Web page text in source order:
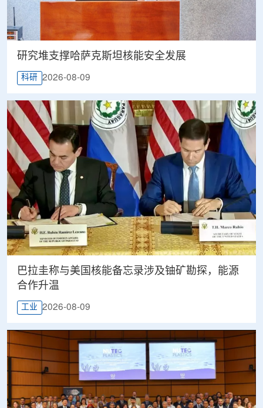
研究堆支撑哈萨克斯坦核能安全发展
科研 2026-08-09
巴拉圭称与美国核能备忘录涉及铀矿勘探，能源
合作升温
工业 2026-08-09